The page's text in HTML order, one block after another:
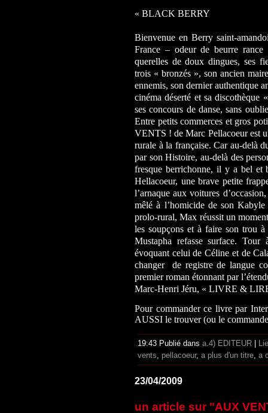
« BLACK BERRY
Bienvenue en Berry saint-
France – odeur de beurre
querelles de doux dingues, ses
trois « bronzés », son ancien
ennemis, son dernier authentique
cinéma déserté et sa discothèque
ses concours de danse, sans
Entre petits commerces et gros
VENTS ! de Marc Pellacoeur est
rurale à la française. Car au-delà
par son Histoire, au-delà des
fresque berrichonne, il y a bel et
Hellacoeur, une brave petite
l’arnaque aux voitures
mêlé à l’homicide de son
prolo-rural, Max réussit un
les soupçons et à faire son trou
Mustapha refasse surface.
évoquant celui de Céline et de
changer
de registre de langue
premier roman étonnant par
Marc-Henri Jéru, « LIVRE &
Pour commander ce livre par
AUSSI le trouver (ou le
19:43 Publié dans a.4) EDITEUR
vents
pellacoeur, a plus d'un titre a
23/04/2009
un article sur "AUX